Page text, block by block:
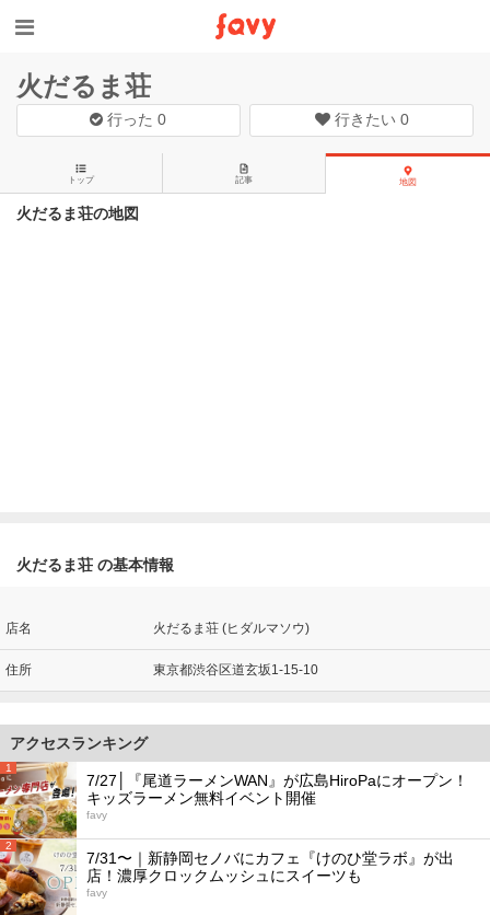
火だるま荘
行った0 行きたい 0
トップ 記事 地図
火だるま荘の地図
火だるま荘 の基本情報
店名 火だるま荘 (ヒダルマソウ)
住所 東京都渋谷区道玄坂1-15-10
アクセスランキング
1
7/27│『尾道ラーメンWAN』が広島HiroPaにオープン！
キッズラーメン無料イベント開催
favy
2
7/31〜｜新静岡セノバにカフェ『けのひ堂ラボ』が出
店！濃厚クロックムッシュにスイーツも
favy